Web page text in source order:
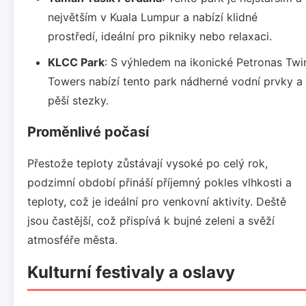
největším v Kuala Lumpur a nabízí klidné
prostředí, ideální pro pikniky nebo relaxaci.
KLCC Park: S výhledem na ikonické Petronas
Towers nabízí tento park nádherné vodní prvky a
pěší stezky.
Proměnlivé počasí
Přestože teploty zůstávají vysoké po celý rok,
podzimní období přináší příjemný pokles vlhkosti a
teploty, což je ideální pro venkovní aktivity. Deště
jsou častější, což přispívá k bujné zeleni a svěží
atmosféře města.
Kulturní festivaly a oslavy